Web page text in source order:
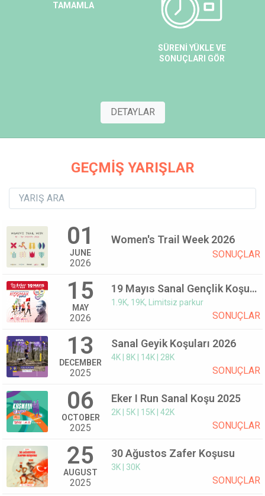
TAMAMLA
SÜRENİ YÜKLE VE
SONUÇLARI GÖR
DETAYLAR
GEÇMİŞ YARIŞLAR
01
JUNE
2026
Women's Trail Week 2026
SONUÇLAR
15
MAY
2026
19 Mayıs Sanal Gençlik Koşusu 2026
1.9K, 19K, Limitsiz parkur
SONUÇLAR
13
DECEMBER
2025
Sanal Geyik Koşuları 2026
4K | 8K | 14K | 28K
SONUÇLAR
06
OCTOBER
2025
Eker I Run Sanal Koşu 2025
2K | 5K | 15K | 42K
SONUÇLAR
25
AUGUST
2025
30 Ağustos Zafer Koşusu
3K | 30K
SONUÇLAR